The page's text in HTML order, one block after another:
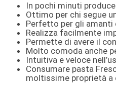
In pochi minuti
Ottimo per chi segue
Perfetto per gli amanti
Realizza facilmente
Permette di avere il
Molto comoda anche
Intuitiva e veloce
Consumare pasta
moltissime proprietà a